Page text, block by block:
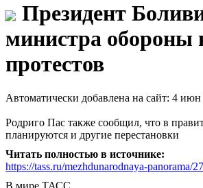
Президент
министра обороны
протестов
Автоматически добавлена на сайт: 4
Родриго Пас также сообщил, что в
планируются и другие перестановки
Читать полностью в источнике:
https://tass.ru/mezhdunarodnaya-panorama/
В мире ТАСС